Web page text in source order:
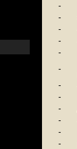
-
-
-
-
-
-
-
-
-
-
-
-